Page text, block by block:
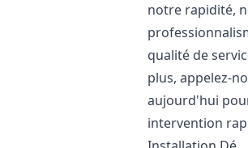
notre rapidité,
qualité de
plus, appelez-
aujourd'hui
intervention